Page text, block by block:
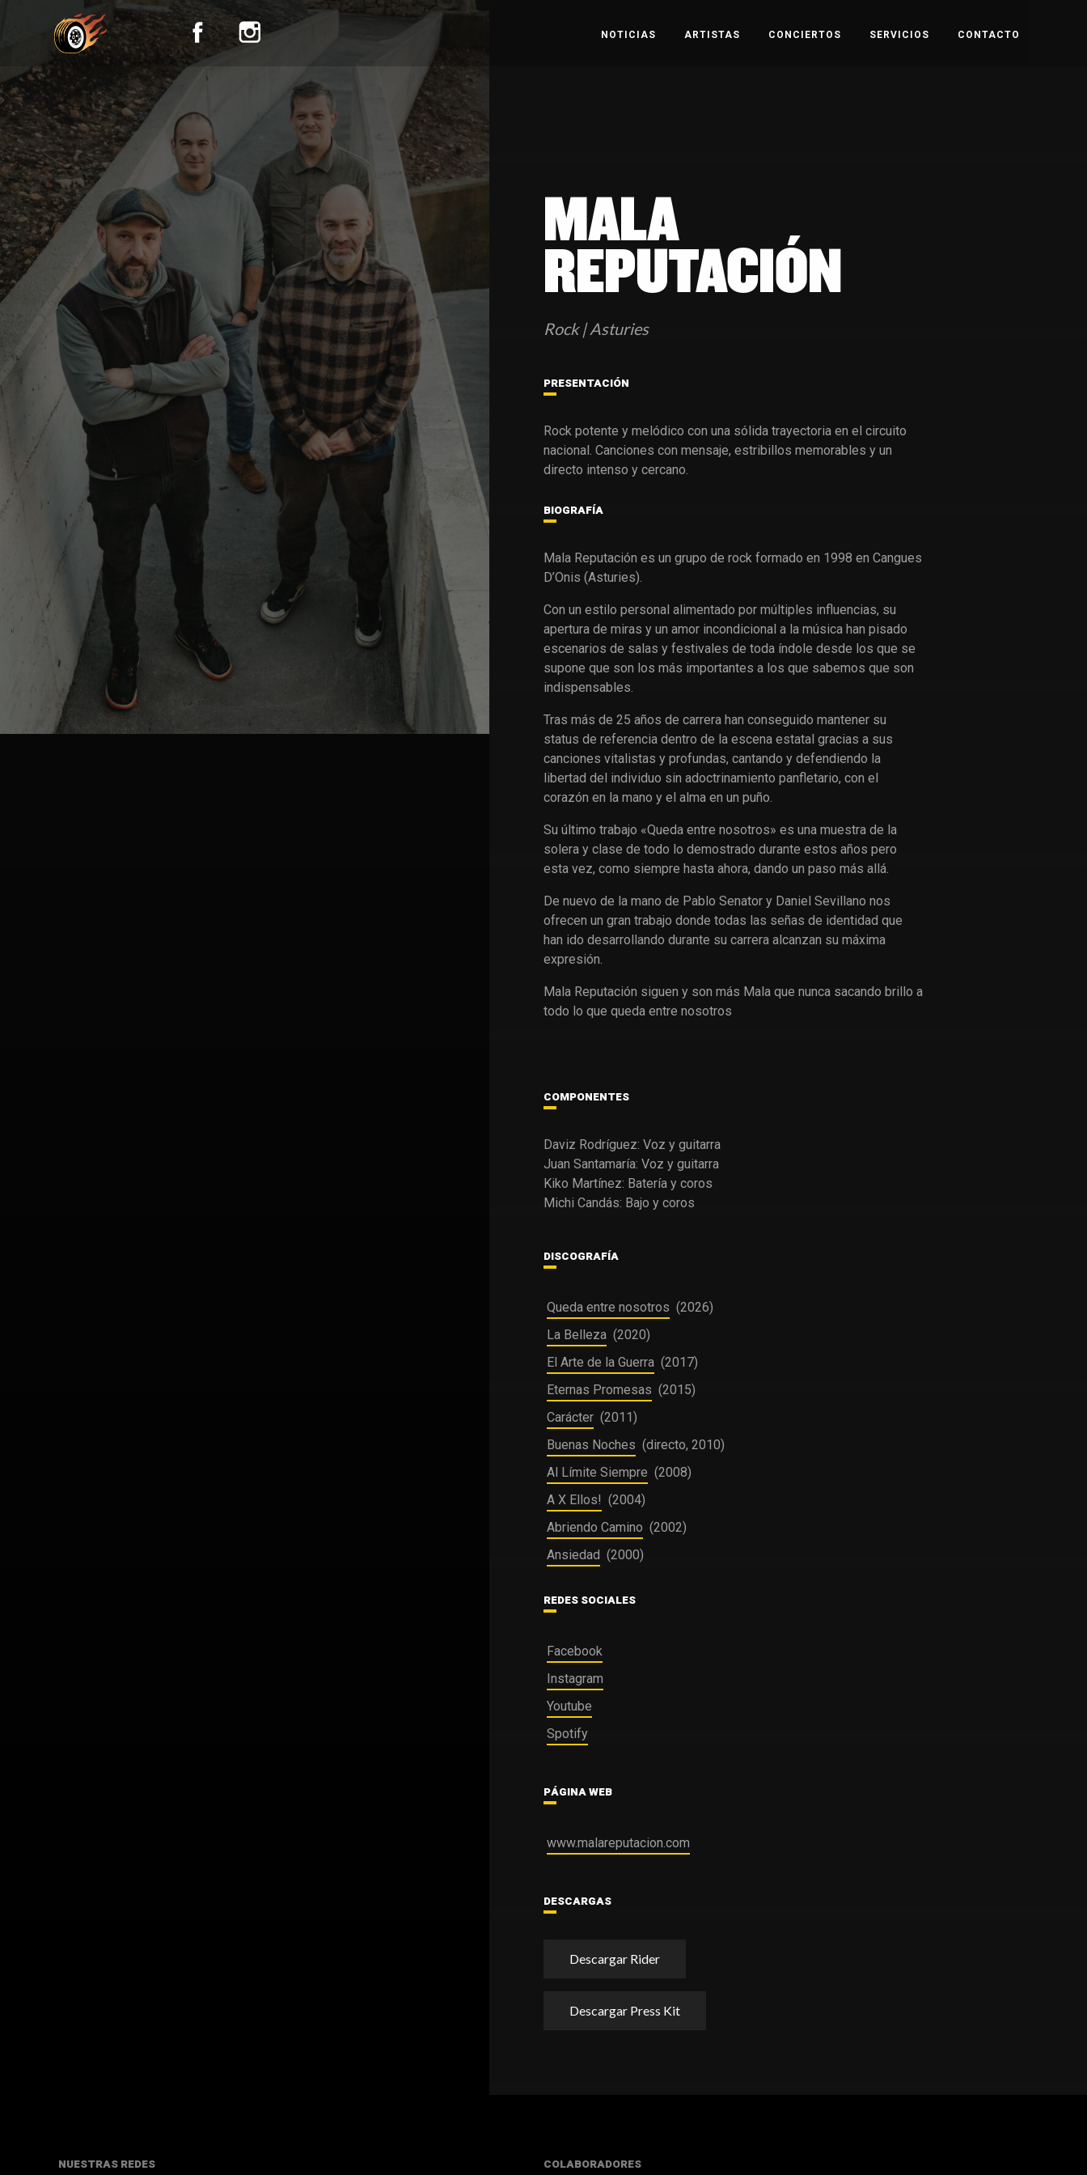
NOTICIAS ARTISTAS CONCIERTOS SERVICIOS CONTACTO
MALA
REPUTACIÓN
Rock | Asturies
PRESENTACIÓN
Rock potente y melódico con una sólida trayectoria en el circuito
nacional. Canciones con mensaje, estribillos memorables y un
directo intenso y cercano.
BIOGRAFÍA
Mala Reputación es un grupo de rock formado en 1998 en Cangues
D’Onis (Asturies).
Con un estilo personal alimentado por múltiples influencias, su
apertura de miras y un amor incondicional a la música han pisado
escenarios de salas y festivales de toda índole desde los que se
supone que son los más importantes a los que sabemos que son
indispensables.
Tras más de 25 años de carrera han conseguido mantener su
status de referencia dentro de la escena estatal gracias a sus
canciones vitalistas y profundas, cantando y defendiendo la
libertad del individuo sin adoctrinamiento panfletario, con el
corazón en la mano y el alma en un puño.
Su último trabajo «Queda entre nosotros» es una muestra de la
solera y clase de todo lo demostrado durante estos años pero
esta vez, como siempre hasta ahora, dando un paso más allá.
De nuevo de la mano de Pablo Senator y Daniel Sevillano nos
ofrecen un gran trabajo donde todas las señas de identidad que
han ido desarrollando durante su carrera alcanzan su máxima
expresión.
Mala Reputación siguen y son más Mala que nunca sacando brillo a
todo lo que queda entre nosotros
COMPONENTES
Daviz Rodríguez: Voz y guitarra
Juan Santamaría: Voz y guitarra
Kiko Martínez: Batería y coros
Michi Candás: Bajo y coros
DISCOGRAFÍA
Queda entre nosotros (2026)
La Belleza (2020)
El Arte de la Guerra (2017)
Eternas Promesas (2015)
Carácter (2011)
Buenas Noches (directo, 2010)
Al Límite Siempre (2008)
A X Ellos! (2004)
Abriendo Camino (2002)
Ansiedad (2000)
REDES SOCIALES
Facebook
Instagram
Youtube
Spotify
PÁGINA WEB
www.malareputacion.com
DESCARGAS
Descargar Rider
Descargar Press Kit
NUESTRAS REDES COLABORADORES